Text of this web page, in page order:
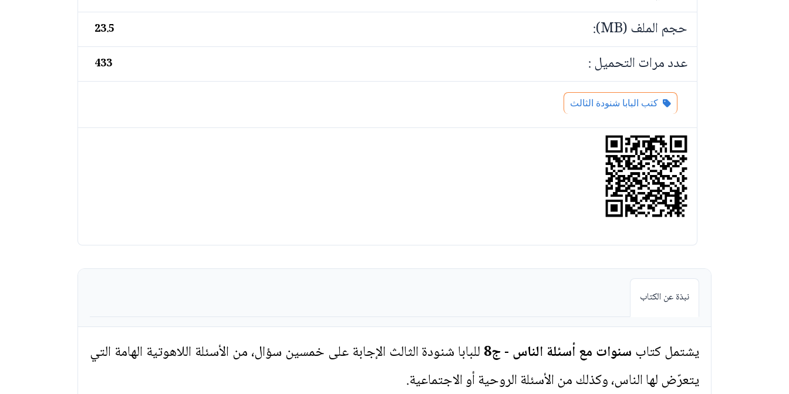
حجم الملف (MB): 23.5
عدد مرات التحميل : 433
كتب البابا شنودة الثالث
نبذة عن الكتاب
يشتمل كتابسنوات مع أسئلة الناس - ج8 للبابا شنودة الثالث الإجابة على خمسين سؤال، من الأسئلة اللاهوتية الهامة التي
يتعرّض لها الناس، وكذلك من الأسئلة الروحية أو الاجتماعية.